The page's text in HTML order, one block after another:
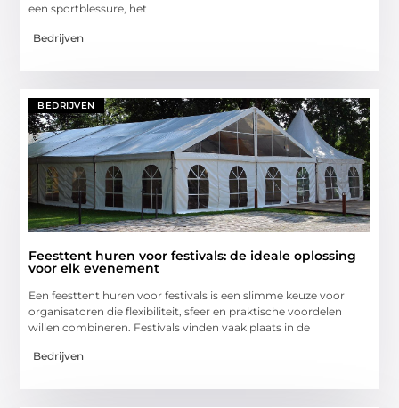
een sportblessure, het
Bedrijven
BEDRIJVEN
Feesttent huren voor festivals: de ideale oplossing
voor elk evenement
Een feesttent huren voor festivals is een slimme keuze voor
organisatoren die flexibiliteit, sfeer en praktische voordelen
willen combineren. Festivals vinden vaak plaats in de
Bedrijven